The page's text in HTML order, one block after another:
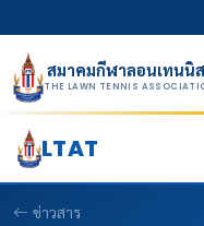
สมาคมกีฬาลอนเทนนิ
THE LAWN TENNIS
LTAT
ข่าวสาร